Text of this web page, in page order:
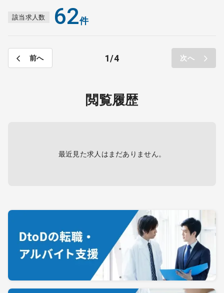
該当求人数 62件
前へ 1 4 次へ
閲覧履歴
最近見た求人はまだありません。